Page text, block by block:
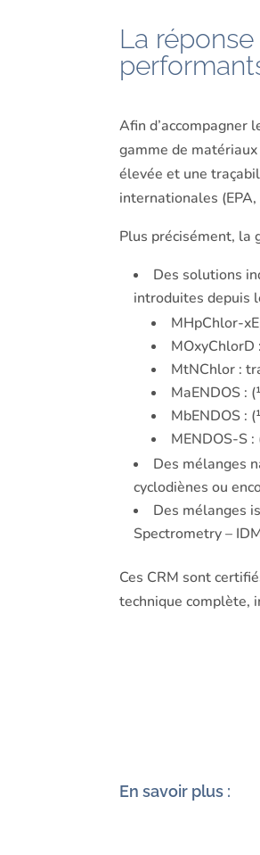
La
Afin d’accompagner
gamme de
élevée et une
internationales (EPA,
Plus précisément, la
Des solutions
introduites depuis
MHpChlor-
MOxyChlorD
MtNChlor :
MaENDOS :
MbENDOS :
MENDOS-S :
Des mélanges
cyclodiènes ou
Des mélanges
Spectrometry –
Ces CRM sont
technique complète,
En savoir plus :